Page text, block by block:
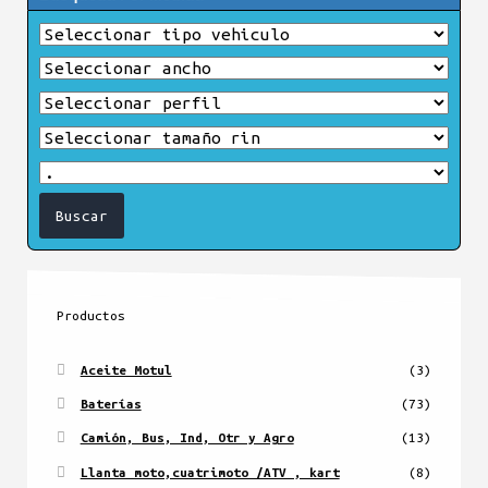
Productos
Aceite Motul (3)
Baterías (73)
Camión, Bus, Ind, Otr y Agro (13)
Llanta moto,cuatrimoto /ATV , kart (8)